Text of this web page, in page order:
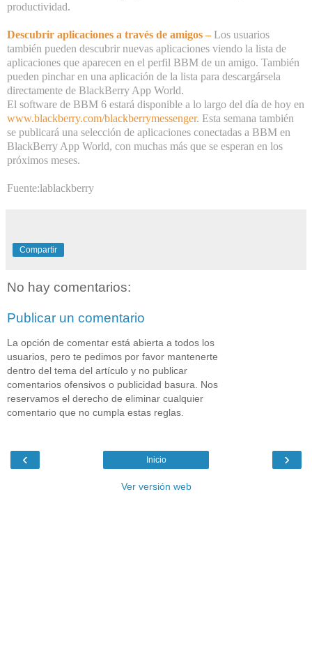
productividad.
Descubrir aplicaciones a través de amigos – Los usuarios
también pueden descubrir nuevas aplicaciones viendo la lista de
aplicaciones que aparecen en el perfil BBM de un amigo. También
pueden pinchar en una aplicación de la lista para descargársela
directamente de BlackBerry App World.
El software de BBM 6 estará disponible a lo largo del día de hoy en
www.blackberry.com/blackberrymessenger. Esta semana también
se publicará una selección de aplicaciones conectadas a BBM en
BlackBerry App World, con muchas más que se esperan en los
próximos meses.
Fuente:lablackberry
Compartir
No hay comentarios:
Publicar un comentario
La opción de comentar está abierta a todos los
usuarios, pero te pedimos por favor mantenerte
dentro del tema del artículo y no publicar
comentarios ofensivos o publicidad basura. Nos
reservamos el derecho de eliminar cualquier
comentario que no cumpla estas reglas.
‹ ›
Inicio
Ver versión web